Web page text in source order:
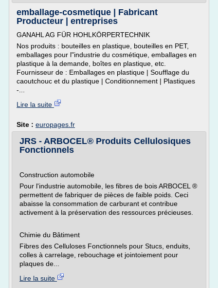
emballage-cosmetique | Fabricant
Producteur | entreprises
GANAHL AG FÜR HOHLKÖRPERTECHNIK
Nos produits : bouteilles en plastique, bouteilles en PET,
emballages pour l"industrie du cosmétique, emballages en
plastique à la demande, boîtes en plastique, etc.
Fournisseur de : Emballages en plastique | Soufflage du
caoutchouc et du plastique | Conditionnement | Plastiques
-...
Lire la suite
Site : europages.fr
JRS - ARBOCEL® Produits Cellulosiques
Fonctionnels
Construction automobile
Pour l'industrie automobile, les fibres de bois ARBOCEL ®
permettent de fabriquer de pièces de faible poids. Ceci
abaisse la consommation de carburant et contribue
activement à la préservation des ressources précieuses.
Chimie du Bâtiment
Fibres des Celluloses Fonctionnels pour Stucs, enduits,
colles à carrelage, rebouchage et jointoiement pour
plaques de...
Lire la suite